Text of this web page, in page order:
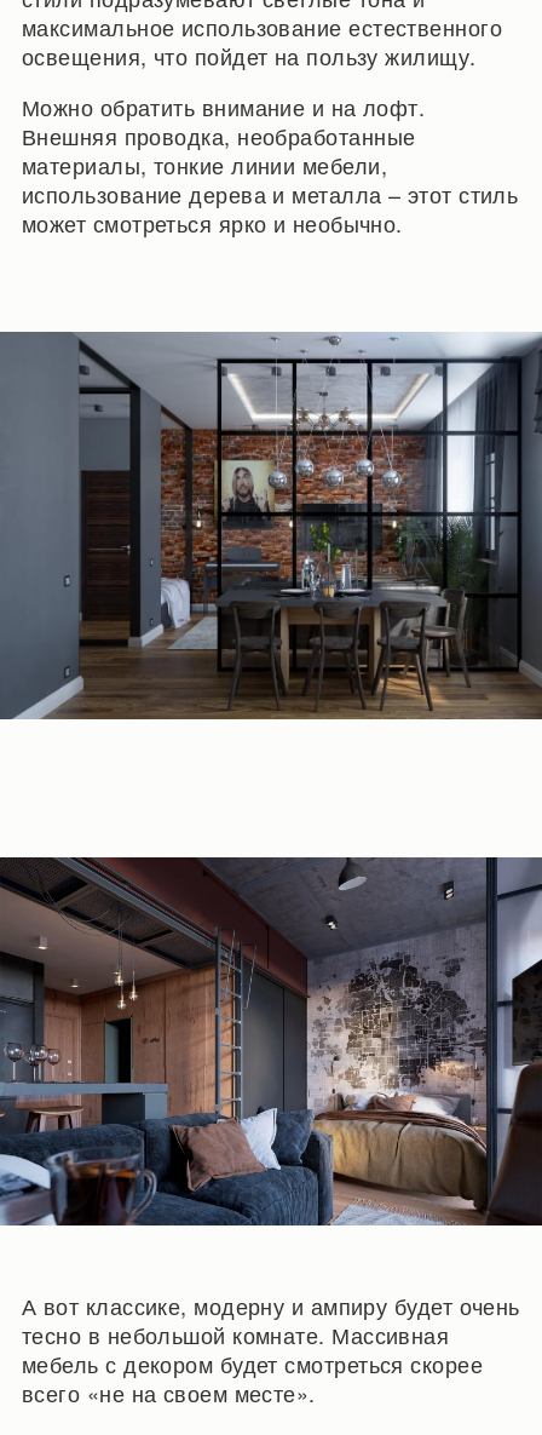
максимальное использование естественного
освещения, что пойдет на пользу жилищу.
Можно обратить внимание и на лофт.
Внешняя проводка, необработанные
материалы, тонкие линии мебели,
использование дерева и металла – этот стиль
может смотреться ярко и необычно.
А вот классике, модерну и ампиру будет очень
тесно в небольшой комнате. Массивная
мебель с декором будет смотреться скорее
всего «не на своем месте».